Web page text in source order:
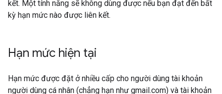
kết. Một tính năng sẽ không dùng được nếu bạn đạt đến bất
kỳ hạn mức nào được liên kết.
Hạn mức hiện tại
Hạn mức được đặt ở nhiều cấp cho người dùng tài khoản
người dùng cá nhân (chẳng hạn như gmail.com) và tài khoản